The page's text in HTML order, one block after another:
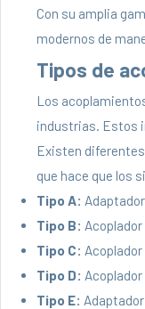
Con su amplia
modernos de
Tipos de
Los
industrias. Estos
Existen diferentes
que hace que los
Tipo A:
Tipo B:
Tipo C:
Tipo D:
Tipo E: